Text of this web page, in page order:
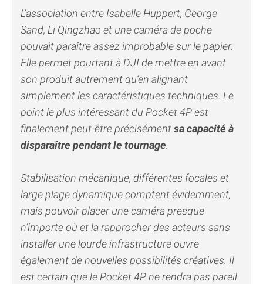
L’association entre Isabelle Huppert, George
Sand, Li Qingzhao et une caméra de poche
pouvait paraître assez improbable sur le papier.
Elle permet pourtant à DJI de mettre en avant
son produit autrement qu’en alignant
simplement les caractéristiques techniques. Le
point le plus intéressant du Pocket 4P est
finalement peut-être précisémentsa capacité à
disparaître pendant le tournage.
Stabilisation mécanique, différentes focales et
large plage dynamique comptent évidemment,
mais pouvoir placer une caméra presque
n’importe où et la rapprocher des acteurs sans
installer une lourde infrastructure ouvre
également de nouvelles possibilités créatives. Il
est certain que le Pocket 4P ne rendra pas pareil